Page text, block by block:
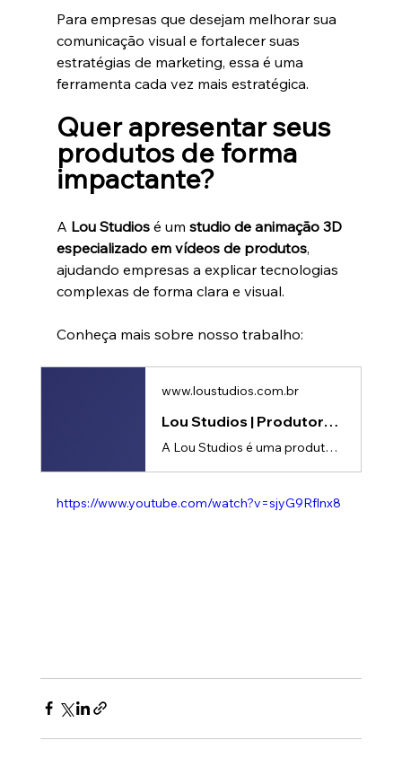
Para empresas que desejam melhorar sua
comunicação visual e fortalecer suas
estratégias de marketing, essa é uma
ferramenta cada vez mais estratégica.
Quer apresentar seus
produtos de forma
impactante?
A Lou Studios é um studio de animação 3D
especializado em vídeos de produtos,
ajudando empresas a explicar tecnologias
complexas de forma clara e visual.
Conheça mais sobre nosso trabalho:
www.loustudios.com.br
Lou Studios | Produtora de vídeos
A Lou Studios é uma produtora de vídeos, especializada em motion design, animação 2D e 3D. Temos o vídeo certo para suas redes sociais!
https://www.youtube.com/watch?v=sjyG9Rflnx8